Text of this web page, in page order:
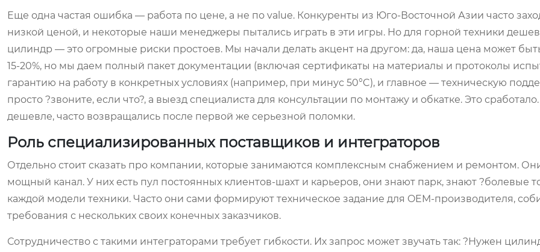
Еще одна частая ошибка — работа по цене, а не по value. Конкуренты из Юго-Восточной Азии часто
низкой ценой, и некоторые наши менеджеры пытались играть в эти игры. Но для горной техники
цилиндр — это огромные риски простоев. Мы начали делать акцент на другом: да, наша цена может
15-20%, но мы даем полный пакет документации (включая сертификаты на материалы и протоколы
гарантию на работу в конкретных условиях (например, при минус 50°C), и главное — техническую
просто ?звоните, если что?, а выезд специалиста для консультации по монтажу и обкатке. Это сработало.
дешевле, часто возвращались после первой же серьезной поломки.
Роль специализированных поставщиков и интеграторов
Отдельно стоит сказать про компании, которые занимаются комплексным снабжением и ремонтом.
мощный канал. У них есть пул постоянных клиентов-шахт и карьеров, они знают парк, знают ?болевые
каждой модели техники. Часто они сами формируют техническое задание для OEM-производителя,
требования с нескольких своих конечных заказчиков.
Сотрудничество с такими интеграторами требует гибкости. Их запрос может звучать так: ?Нужен